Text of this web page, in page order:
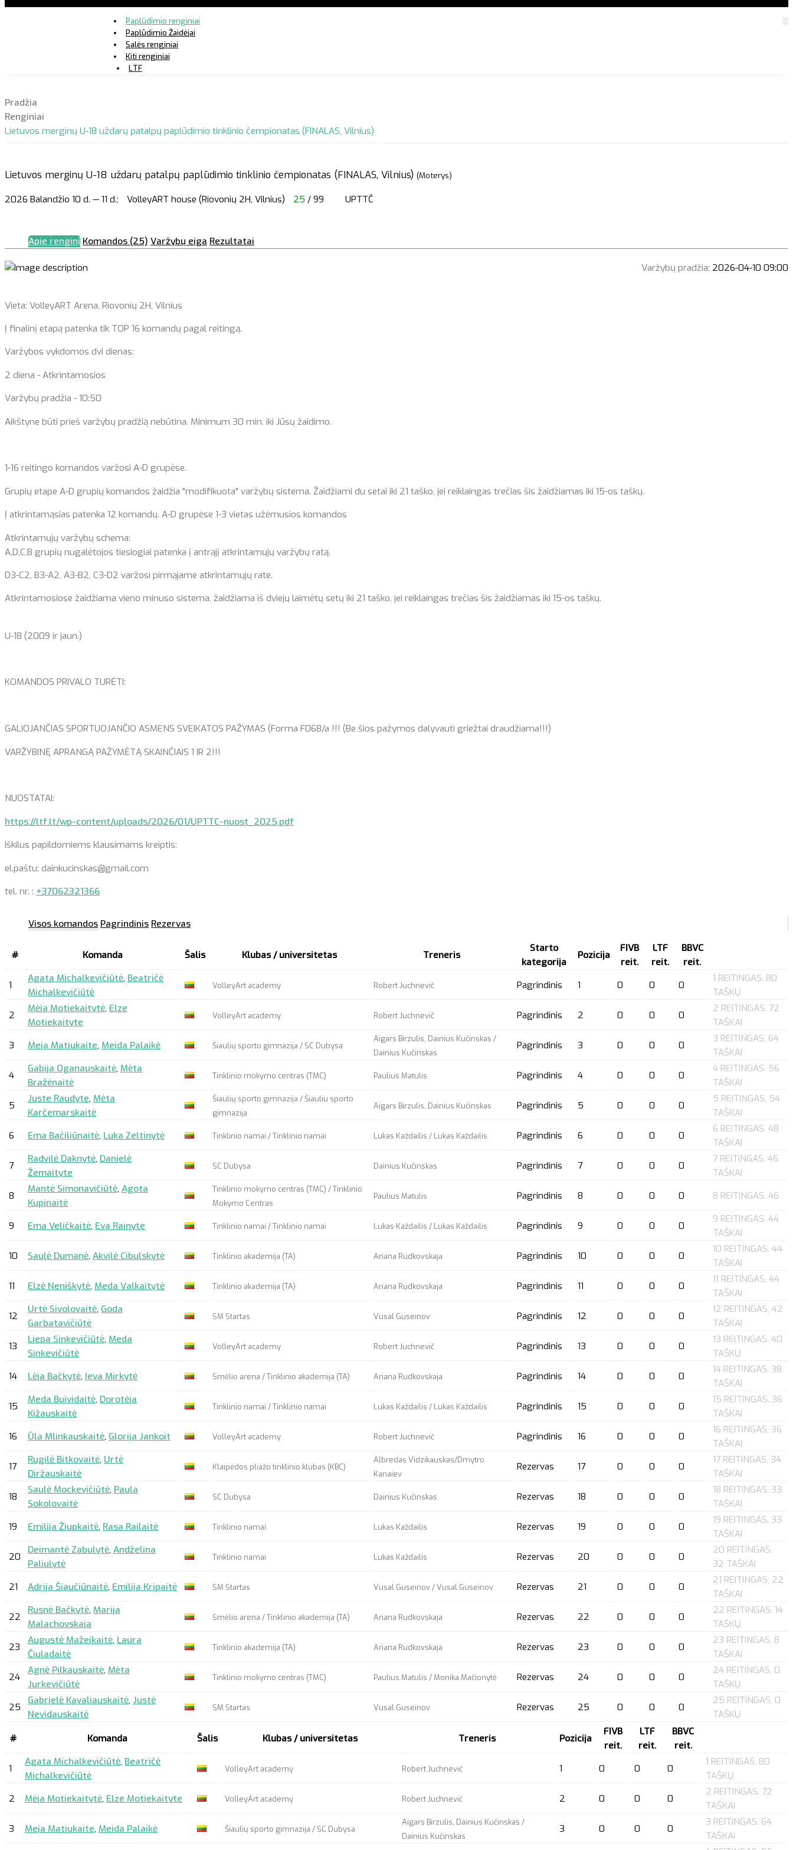
Paplūdimio renginiai
Paplūdimio Žaidėjai
Salės renginiai
Kiti renginiai
LTF
Pradžia
Renginiai
Lietuvos merginų U-18 uždarų patalpų paplūdimio tinklinio čempionatas (FINALAS, Vilnius)
Lietuvos merginų U-18 uždarų patalpų paplūdimio tinklinio čempionatas (FINALAS, Vilnius) (Moterys)
2026 Balandžio 10 d. — 11 d.; VolleyART house (Riovonių 2H, Vilnius) 25 / 99 UPTTČ
Apie renginį Komandos (25) Varžybų eiga Rezultatai
Varžybų pradžia: 2026-04-10 09:00
Vieta: VolleyART Arena, Riovonių 2H, Vilnius
Į finalinį etapą patenka tik TOP 16 komandų pagal reitingą.
Varžybos vykdomos dvi dienas:
2 diena - Atkrintamosios
Varžybų pradžia - 10:50
Aikštyne būti prieš varžybų pradžią nebūtina. Minimum 30 min. iki Jūsų žaidimo.
1-16 reitingo komandos varžosi A-D grupėse.
Grupių etape A-D grupių komandos žaidžia "modifikuota" varžybų sistema. Žaidžiami du setai iki 21 taško, jei reiklaingas trečias šis žaidžiamas iki 15-os taškų.
Į atkrintamąsias patenka 12 komandų. A-D grupėse 1-3 vietas užėmusios komandos
Atkrintamųjų varžybų schema:
A,D,C,B grupių nugalėtojos tiesiogiai patenka į antrąjį atkrintamųjų varžybų ratą.
D3-C2, B3-A2, A3-B2, C3-D2 varžosi pirmąjame atkrintamųjų rate.
Atkrintamosiose žaidžiama vieno minuso sistema, žaidžiama iš dviejų laimėtų setų iki 21 taško, jei reiklaingas trečias šis žaidžiamas iki 15-os taškų.
U-18 (2009 ir jaun.)
KOMANDOS PRIVALO TURĖTI:
GALIOJANČIAS SPORTUOJANČIO ASMENS SVEIKATOS PAŽYMAS (Forma F068/a !!! (Be šios pažymos dalyvauti griežtai draudžiama!!!)
VARŽYBINĘ APRANGĄ PAŽYMĖTĄ SKAINČIAIS 1 IR 2!!!
NUOSTATAI:
https://ltf.lt/wp-content/uploads/2026/01/UPTTC-nuost_2025.pdf
Iškilus papildomiems klausimams kreiptis:
el.paštu: dainkucinskas@gmail.com
tel. nr. : +37062321366
Visos komandos Pagrindinis Rezervas
# Komanda Šalis Klubas / universitetas Treneris
Starto
kategorija
Pozicija
FIVB
reit.
LTF
reit.
BBVC
reit.
1
Agata Michalkevičiūtė, Beatričė
Michalkevičiūtė
VolleyArt academy Robert Juchnevič Pagrindinis 1 0 0 0
1 REITINGAS. 80
TAŠKŲ
2
Mėja Motiekaitytė, Elze
Motiekaityte
VolleyArt academy Robert Juchnevič Pagrindinis 2 0 0 0
2 REITINGAS. 72
TAŠKAI
3
Meja Matiukaite, Meida Palaikė Šiaulių sporto gimnazija / SC Dubysa
Aigars Birzulis, Dainius Kučinskas /
Dainius Kučinskas
Pagrindinis 3 0 0 0
3 REITINGAS, 64
TAŠKAI
4
Gabija Oganauskaitė, Mėta
Bražėnaitė
Tinklinio mokymo centras (TMC) Paulius Matulis Pagrindinis 4 0 0 0
4 REITINGAS. 56
TAŠKAI
5
Juste Raudyte, Mėta
Karčemarskaitė
Šiaulių sporto gimnazija / Šiauliu sporto
gimnazija
Aigars Birzulis, Dainius Kučinskas Pagrindinis 5 0 0 0
5 REITINGAS. 54
TAŠKAI
6
Ema Bačiliūnaitė, Luka Zeltinytė Tinklinio namai / Tinklinio namai Lukas Každailis / Lukas Každailis Pagrindinis 6 0 0 0
6 REITINGAS. 48
TAŠKAI
7
Radvilė Daknytė, Danielė
Žemaityte
SC Dubysa Dainius Kučinskas Pagrindinis 7 0 0 0
7 REITINGAS. 46
TAŠKAI
8
Mantė Simonavičiūtė, Agota
Kupinaitė
Tinklinio mokymo centras (TMC) / Tinklinio
Mokymo Centras
Paulius Matulis Pagrindinis 8 0 0 0 8 REITINGAS. 46
9 Ema Veličkaitė, Eva Rainyte Tinklinio namai / Tinklinio namai Lukas Každailis / Lukas Každailis Pagrindinis 9 0 0 0
9 REITINGAS. 44
TAŠKAI
10
Saulė Dumanė, Akvilė Cibulskytė Tinklinio akademija (TA) Ariana Rudkovskaja Pagrindinis 10 0 0 0
10 REITINGAS. 44
TAŠKAI
11
Elzė Neniškytė, Meda Valkaitytė Tinklinio akademija (TA) Ariana Rudkovskaja Pagrindinis 11 0 0 0
11 REITINGAS, 44
TAŠKAI
12
Urtė Sivolovaitė, Goda
Garbatavičiūtė
SM Startas Vusal Guseinov Pagrindinis 12 0 0 0
12 REITINGAS, 42
TAŠKAI
13
Liepa Sinkevičiūtė, Meda
Sinkevičiūtė
VolleyArt academy Robert Juchnevič Pagrindinis 13 0 0 0
13 REITINGAS. 40
TAŠKŲ
14
Lėja Bačkytė, Ieva Mirkytė Smėlio arena / Tinklinio akademija (TA) Ariana Rudkovskaja Pagrindinis 14 0 0 0
14 REITINGAS. 38
TAŠKAI
15
Meda Buividaitė, Dorotėja
Kižauskaitė
Tinklinio namai / Tinklinio namai Lukas Každailis / Lukas Každailis Pagrindinis 15 0 0 0
15 REITINGAS. 36
TAŠKAI
16
Ūla Mlinkauskaitė, Glorija Jankoit VolleyArt academy Robert Juchnevič Pagrindinis 16 0 0 0
16 REITINGAS, 36
TAŠKAI
17
Rugilė Bitkovaitė, Urtė
Diržauskaitė
Klaipėdos pliažo tinklinio klubas (KBC)
Albredas Vidzikauskas/Dmytro
Kanaiev
Rezervas 17 0 0 0
17 REITINGAS, 34
TAŠKAI
18
Saulė Mockevičiūtė, Paula
Sokolovaitė
SC Dubysa Dainius Kučinskas Rezervas 18 0 0 0
18 REITINGAS. 33
TAŠKAI
19
Emilija Žiupkaitė, Rasa Railaitė Tinklinio namai Lukas Každailis Rezervas 19 0 0 0
19 REITINGAS. 33
TAŠKAI
20
Deimantė Zabulytė, Andželina
Paliulytė
Tinklinio namai Lukas Každailis Rezervas 20 0 0 0
20 REITINGAS.
32 TAŠKAI
21
Adrija Šiaučiūnaitė, Emilija Kripaitė SM Startas Vusal Guseinov / Vusal Guseinov Rezervas 21 0 0 0
21 REITINGAS, 22
TAŠKAI
22
Rusnė Bačkytė, Marija
Malachovskaja
Smėlio arena / Tinklinio akademija (TA) Ariana Rudkovskaja Rezervas 22 0 0 0
22 REITINGAS. 14
TAŠKŲ
23
Augustė Mažeikaitė, Laura
Čiuladaitė
Tinklinio akademija (TA) Ariana Rudkovskaja Rezervas 23 0 0 0
23 REITINGAS. 8
TAŠKAI
24
Agnė Pilkauskaitė, Mėta
Jurkevičiūtė
Tinklinio mokymo centras (TMC) Paulius Matulis / Monika Mačionytė Rezervas 24 0 0 0
24 REITINGAS. 0
TAŠKŲ
25
Gabrielė Kavaliauskaitė, Justė
Nevidauskaitė
SM Startas Vusal Guseinov Rezervas 25 0 0 0
25 REITINGAS, 0
TAŠKŲ
# Komanda Šalis Klubas / universitetas Treneris Pozicija
FIVB
reit.
LTF
reit.
BBVC
reit.
1
Agata Michalkevičiūtė, Beatričė
Michalkevičiūtė
VolleyArt academy Robert Juchnevič 1 0 0 0
1 REITINGAS. 80
TAŠKŲ
2
Mėja Motiekaitytė, Elze Motiekaityte VolleyArt academy Robert Juchnevič 2 0 0 0
2 REITINGAS. 72
TAŠKAI
3
Meja Matiukaite, Meida Palaikė Šiaulių sporto gimnazija / SC Dubysa
Aigars Birzulis, Dainius Kučinskas /
Dainius Kučinskas
3 0 0 0
3 REITINGAS, 64
TAŠKAI